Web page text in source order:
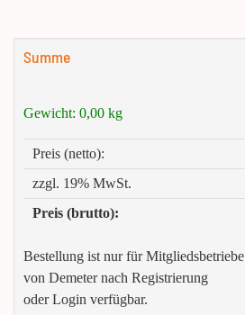
Summe
Gewicht: 0,00 kg
Preis (netto):
zzgl. 19% MwSt.
Preis (brutto):
Bestellung ist nur für Mitgliedsbetriebe
von Demeter nach Registrierung
oder Login verfügbar.